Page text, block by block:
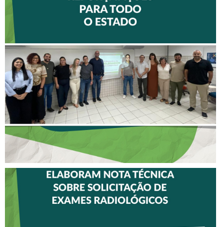
DELEGADOS REFORÇA
AÇÕES PARA TODO O
ESTADO